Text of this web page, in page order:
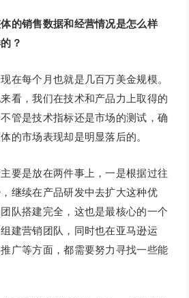
的销售数据和经营情况是怎么样
？
在每个月也就是几百万美金规模。
看，我们在技术和产品力上取得的
管是技术指标还是市场的测试，确
的市场表现却是明显落后的。
要是放在两件事上，一是根据过往
继续在产品研发中去扩大这种优
队搭建完全，这也是最核心的一个
建营销团队，同时也在亚马逊运
广等方面，都需要努力寻找一些能